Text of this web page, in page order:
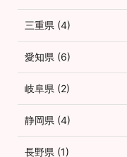
三重県 (4)
愛知県 (6)
岐阜県 (2)
静岡県 (4)
長野県 (1)